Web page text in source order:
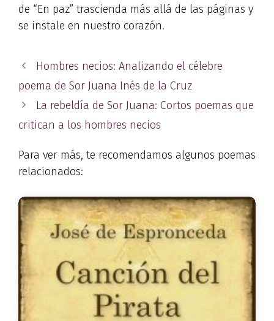
de “En paz” trascienda más allá de las páginas y
se instale en nuestro corazón.
Hombres necios: Analizando el célebre
poema de Sor Juana Inés de la Cruz
La rebeldía de Sor Juana: Cortos poemas que
critican a los hombres necios
Para ver más, te recomendamos algunos poemas
relacionados: